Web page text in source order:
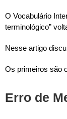
O Vocabulário
terminológico”
Nesse artigo
Os primeiros são
Erro de